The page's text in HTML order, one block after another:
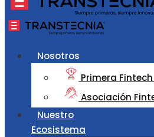
Nosotros
Primera
Asociación
Nuestro
Ecosistema